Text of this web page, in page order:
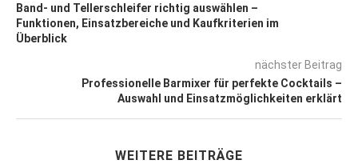
Band- und Tellerschleifer richtig auswählen –
Funktionen, Einsatzbereiche und Kaufkriterien im
Überblick
nächster Beitrag
Professionelle Barmixer für perfekte Cocktails –
Auswahl und Einsatzmöglichkeiten erklärt
WEITERE BEITRÄGE